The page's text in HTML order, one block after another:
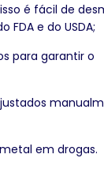
é fácil de
e do USDA;
para garantir o
em drogas.